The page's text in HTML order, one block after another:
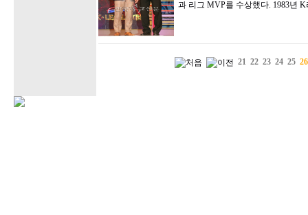
과 리그 MVP를 수상했다. 1983년
21 22 23 24 25 26